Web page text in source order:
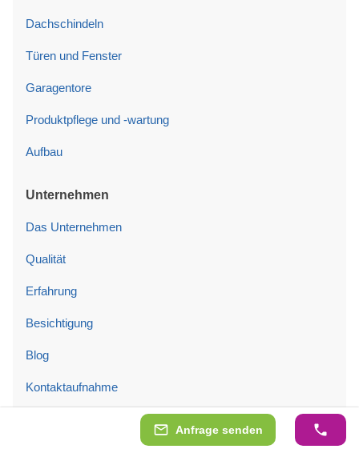
Anfrage senden
Dachschindeln
Türen und Fenster
Garagentore
Produktpflege und -wartung
Aufbau
Unternehmen
Das Unternehmen
Qualität
Erfahrung
Besichtigung
Blog
Kontaktaufnahme
Rechtliche Informationen